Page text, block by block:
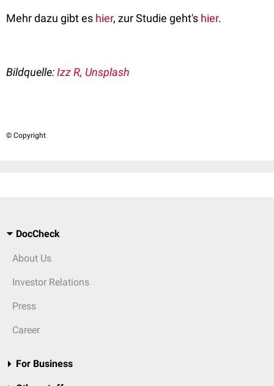
Mehr dazu gibt es hier, zur Studie geht's hier.
Bildquelle:Izz R, Unsplash
© Copyright
DocCheck
About Us
Investor Relations
Press
Career
For Business